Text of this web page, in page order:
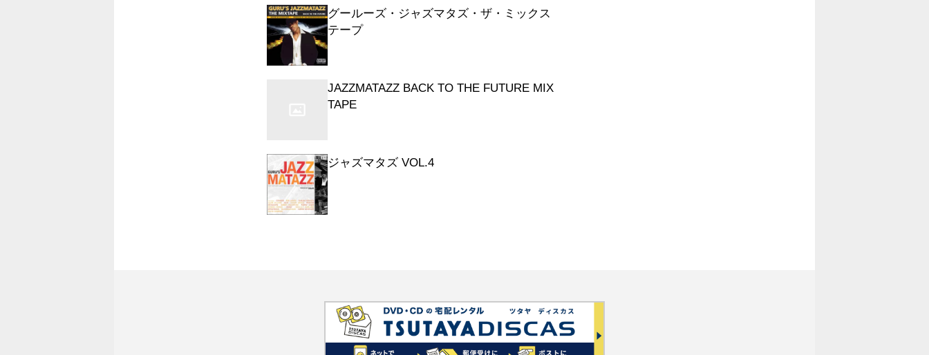
グールーズ・ジャズマタズ・ザ・ミックス
テープ
JAZZMATAZZ BACK TO THE FUTURE MIX
TAPE
ジャズマタズ VOL.4